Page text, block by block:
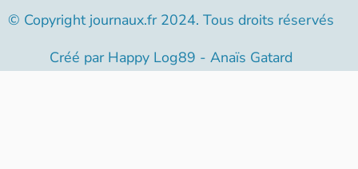
© Copyright journaux.fr 2024. Tous droits réservés
Créé par Happy Log89 - Anaïs Gatard